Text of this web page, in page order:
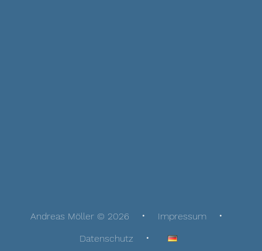
Andreas Möller © 2026
Impressum
Datenschutz